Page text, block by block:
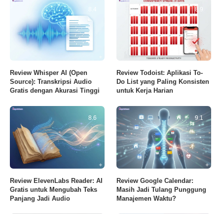
8.4
Review Whisper AI (Open
Source): Transkripsi Audio
Gratis dengan Akurasi Tinggi
8.9
Review Todoist: Aplikasi To-
Do List yang Paling Konsisten
untuk Kerja Harian
8.6
Review ElevenLabs Reader: AI
Gratis untuk Mengubah Teks
Panjang Jadi Audio
9.1
Review Google Calendar:
Masih Jadi Tulang Punggung
Manajemen Waktu?